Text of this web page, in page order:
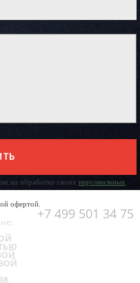
на обработку своих персональных
офертой.
+7 499 501 34 75